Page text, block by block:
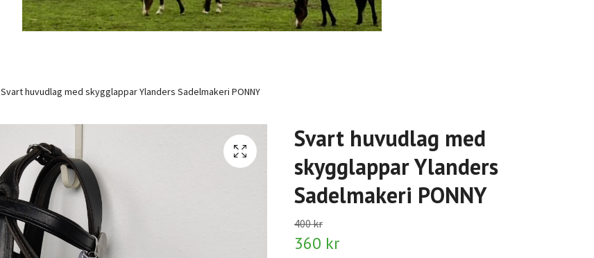
Svart huvudlag med skygglappar Ylanders Sadelmakeri PONNY
Svart huvudlag med
skygglappar Ylanders
Sadelmakeri PONNY
400 kr
360 kr